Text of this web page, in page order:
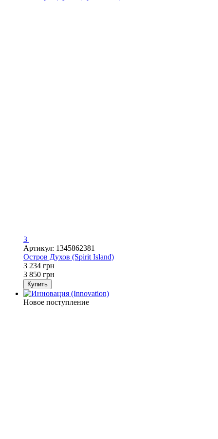
3
Артикул: 1345862381
Остров Духов (Spirit Island)
3 234 грн
3 850 грн
Купить
Новое поступление